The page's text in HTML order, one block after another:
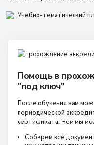
Учебно-тематический
Помощь в
"под ключ"
После обучения вам
периодической
сертификата. Чем мы
Соберем все